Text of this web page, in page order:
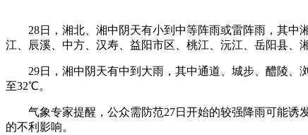
28日，湘北、湘中阴天有小到中等阵雨或雷阵雨，其
江、辰溪、中方、汉寿、益阳市区、桃江、沅江、岳阳县、
29日，湘中阴天有中到大雨，其中通道、城步、醴陵
至32℃。
气象专家提醒，公众需防范27日开始的较强降雨可能
的不利影响。